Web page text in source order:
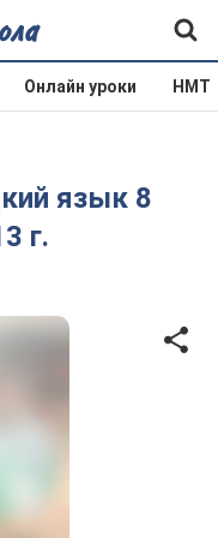
Онлайн уроки НМТ
язык 8
г.